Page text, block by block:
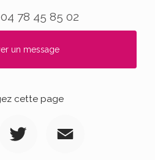
04 78 45 85 02
un message
cette page